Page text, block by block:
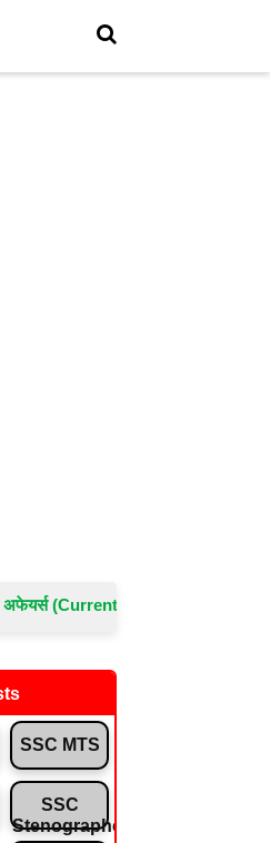
Affairs) -
SSC MTS
SSC
Stenographer